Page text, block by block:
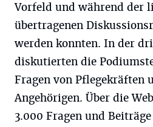
Vorfeld und während der
übertragenen
werden konnten. In der
diskutierten die
Fragen von Pflegekräften
Angehörigen. Über die
3.000 Fragen und